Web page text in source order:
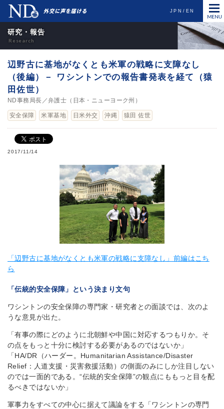
JPN EN
研究・報告
辺野古に基地がなくとも米軍の戦略に支障なし
（後編）－ ワシントンでの報告書発表を経て（猿
田佐世）
ND事務局長／弁護士（日本・ニューヨーク州）
安全保障 米軍基地 日米外交 沖縄 猿田 佐世
2017/11/14
「辺野古に基地がなくとも米軍の戦略に支障なし」前編はこち
ら
「伝統的安全保障」という決まり文句
ワシントンの安全保障の専門家・研究者との面談では、次のよ
うな意見が出た。
「有事の際にどのように北朝鮮や中国に対応するつもりか。そ
の点をもっと十分に検討する必要があるのではないか」
「HA/DR（ハーダー。Humanitarian Assistance/Disaster
Relief：人道支援・災害救援活動）の側面のみにしか注目しない
のでは一面的である。“伝統的安全保障”の観点にももっと目を配
るべきではないか」
軍事力をすべての中心に据えて議論をする「ワシントンの専門